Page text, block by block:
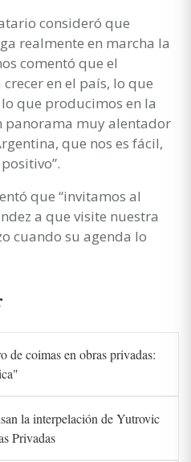
consideró que
realmente en marcha la
comentó que el
en el país, lo que
que producimos en la
panorama muy alentador
que nos es fácil,
que “invitamos al
a que visite nuestra
cuando su agenda lo
de coimas en obras privadas:
la interpelación de Yutrovic
Privadas